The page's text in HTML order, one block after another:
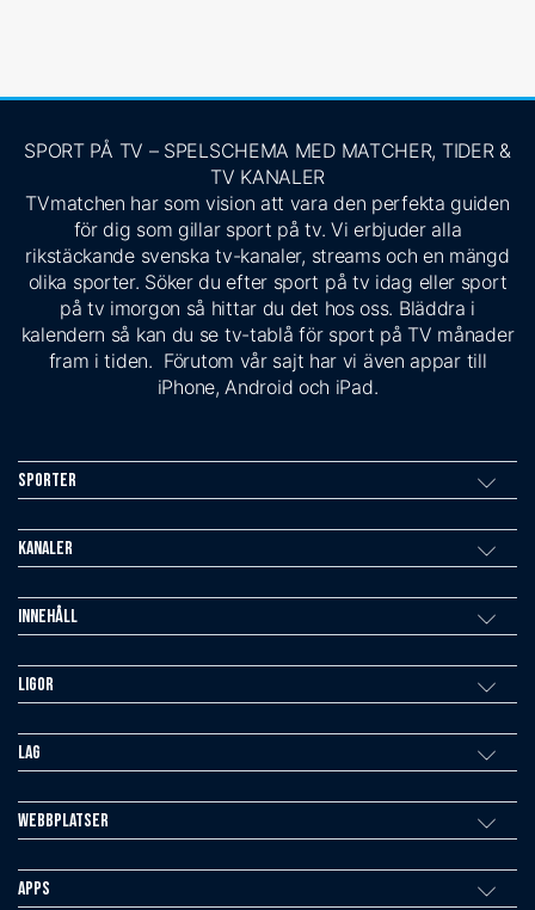
SPORT PÅ TV – SPELSCHEMA MED MATCHER, TIDER &
TV KANALER
TVmatchen har som vision att vara den perfekta guiden
för dig som gillar sport på tv. Vi erbjuder alla
rikstäckande svenska tv-kanaler, streams och en mängd
olika sporter. Söker du efter sport på tv idag eller sport
på tv imorgon så hittar du det hos oss. Bläddra i
kalendern så kan du se tv-tablå för sport på TV månader
fram i tiden. Förutom vår sajt har vi även appar till
iPhone, Android och iPad.
Sporter
Kanaler
Innehåll
Ligor
Lag
Webbplatser
Apps